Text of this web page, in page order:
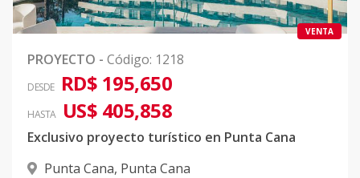
VENTA
PROYECTO - Código: 1218
DESDE RD$ 195,650
HASTA US$ 405,858
Exclusivo proyecto turístico en Punta Cana
Punta Cana, Punta Cana